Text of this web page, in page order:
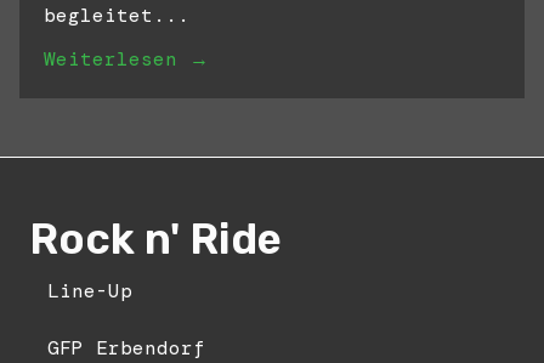
begleitet...
Weiterlesen →
Rock n' Ride
Line-Up
GFP Erbendorf